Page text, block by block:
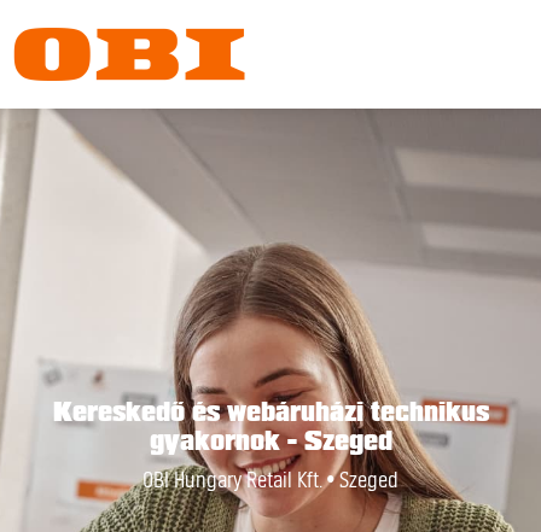
Kereskedő és webáruházi technikus
gyakornok - Szeged
OBI Hungary Retail Kft. • Szeged